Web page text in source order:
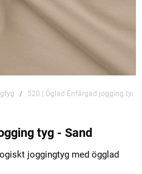
520 | Öglad Enfärgad jogging tyg -
tyg - Sand
joggingtyg med ögglad